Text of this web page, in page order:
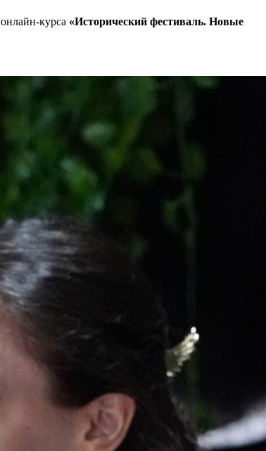
курса «Исторический фестиваль. Новые